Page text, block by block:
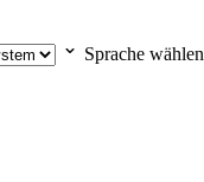
Sprache wählen